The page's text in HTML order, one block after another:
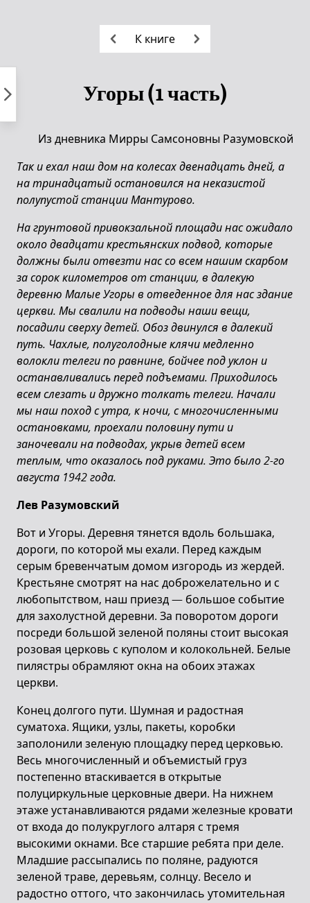
К книге
Угоры (1 часть)
Из дневника Мирры Самсоновны Разумовской
Так и ехал наш дом на колесах двенадцать дней, а
на тринадцатый остановился на неказистой
полупустой станции Мантурово.
На грунтовой привокзальной площади нас ожидало
около двадцати крестьянских подвод, которые
должны были отвезти нас со всем нашим скарбом
за сорок километров от станции, в далекую
деревню Малые Угоры в отведенное для нас здание
церкви. Мы свалили на подводы наши вещи,
посадили сверху детей. Обоз двинулся в далекий
путь. Чахлые, полуголодные клячи медленно
волокли телеги по равнине, бойчее под уклон и
останавливались перед подъемами. Приходилось
всем слезать и дружно толкать телеги. Начали
мы наш поход с утра, к ночи, с многочисленными
остановками, проехали половину пути и
заночевали на подводах, укрыв детей всем
теплым, что оказалось под руками. Это было 2-го
августа 1942 года.
Лев Разумовский
Вот и Угоры. Деревня тянется вдоль большака,
дороги, по которой мы ехали. Перед каждым
серым бревенчатым домом изгородь из жердей.
Крестьяне смотрят на нас доброжелательно и с
любопытством, наш приезд — большое событие
для захолустной деревни. За поворотом дороги
посреди большой зеленой поляны стоит высокая
розовая церковь с куполом и колокольней. Белые
пилястры обрамляют окна на обоих этажах
церкви.
Конец долгого пути. Шумная и радостная
суматоха. Ящики, узлы, пакеты, коробки
заполонили зеленую площадку перед церковью.
Весь многочисленный и объемистый груз
постепенно втаскивается в открытые
полуциркульные церковные двери. На нижнем
этаже устанавливаются рядами железные кровати
от входа до полукруглого алтаря с тремя
высокими окнами. Все старшие ребята при деле.
Младшие рассыпались по поляне, радуются
зеленой траве, деревьям, солнцу. Весело и
радостно оттого, что закончилась утомительная